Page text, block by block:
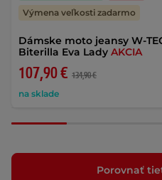
Dámske moto jeansy W-
Biterilla Eva Lady AKCIA
107,90 € 134,90 €
na sklade
Výmena veľkosti zadarmo
Porovnať